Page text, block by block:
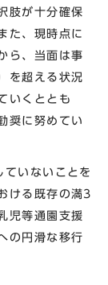
肢が十分確保
た、現時点に
ら、当面は事
を超える状況
いくととも
奨に努めてい
いないことを
ける既存の満3
児等通園支援
の円滑な移行